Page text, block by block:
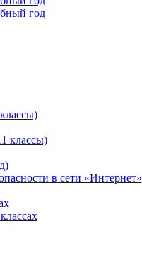
год
классы)
в сети «Интернет»